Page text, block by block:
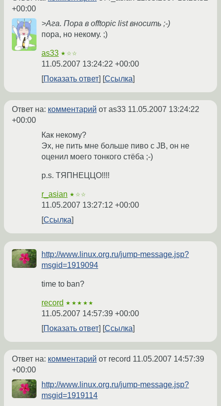
+00:00
>Ага. Пора в offtopic list вносить ;-)
пора, но некому. ;)
as33 ★☆☆
11.05.2007 13:24:22 +00:00
Показать ответ
Ссылка
Ответ на: комментарий от as33 11.05.2007 13:24:22
+00:00
Как некому?
Эх, не пить мне больше пиво с JB, он не
оценил моего тонкого стёба ;-)
p.s. ТЯПНЕЦЦО!!!!
r_asian ★☆☆
11.05.2007 13:27:12 +00:00
Ссылка
http://www.linux.org.ru/jump-message.jsp?
msgid=1919094
time to ban?
record ★★★★★
11.05.2007 14:57:39 +00:00
Показать ответ
Ссылка
Ответ на: комментарий от record 11.05.2007 14:57:39
+00:00
http://www.linux.org.ru/jump-message.jsp?
msgid=1919114